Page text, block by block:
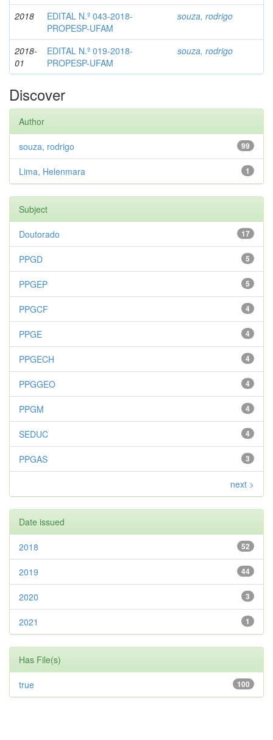
2018
EDITAL N.º 043-2018-
PROPESP-UFAM
souza, rodrigo
2018-
01
EDITAL N.º 019-2018-
PROPESP-UFAM
souza, rodrigo
Discover
Author
99
souza, rodrigo
1
Lima, Helenmara
Subject
17
Doutorado
5
PPGD
5
PPGEP
4
PPGCF
4
PPGE
4
PPGECH
4
PPGGEO
4
PPGM
4
SEDUC
3
PPGAS
next >
Date issued
52
2018
44
2019
3
2020
1
2021
Has File(s)
100
true